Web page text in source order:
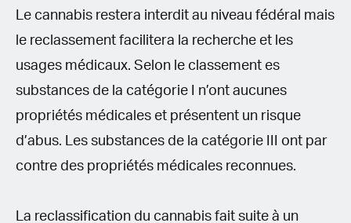
Le cannabis restera interdit au niveau fédéral mais
le reclassement facilitera la recherche et les
usages médicaux. Selon le classement es
substances de la catégorie I n’ont aucunes
propriétés médicales et présentent un risque
d’abus. Les substances de la catégorie III ont par
contre des propriétés médicales reconnues.
La reclassification du cannabis fait suite à un